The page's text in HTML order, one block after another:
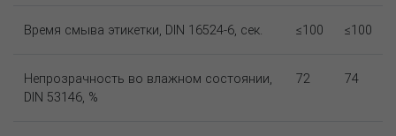
Время смыва этикетки, DIN 16524-6, сек. ≤100 ≤100
Непрозрачность во влажном состоянии,
DIN 53146, %
72 74